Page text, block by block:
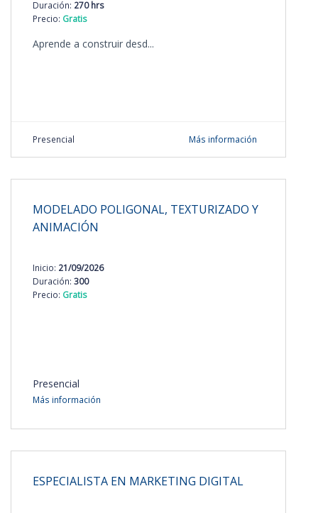
Duración: 270 hrs
Precio: Gratis
Aprende a construir desd...
Presencial Más información
MODELADO POLIGONAL, TEXTURIZADO Y
ANIMACIÓN
Inicio: 21/09/2026
Duración: 300
Precio: Gratis
Presencial
Más información
ESPECIALISTA EN MARKETING DIGITAL